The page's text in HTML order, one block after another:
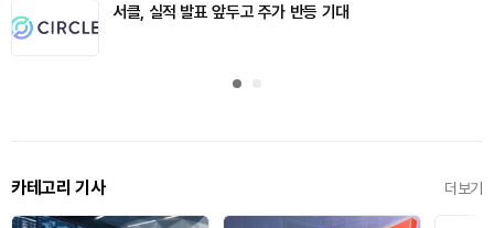
서클, 실적 발표 앞두고 주가 반등 기대
카테고리 기사 더보기